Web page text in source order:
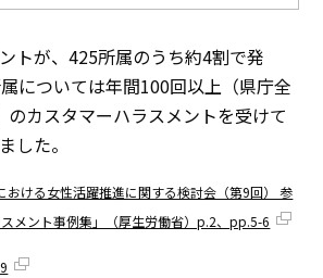
トが、425所属のうち約4割で発
については年間100回以上（県庁全
のカスタマーハラスメントを受けて
した。
おける女性活躍推進に関する検討会（第9回） 参
メント事例集」（厚生労働省）p.2、pp.5-6